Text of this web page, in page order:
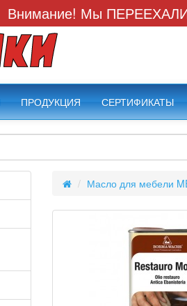
Внимание! Мы ПЕРЕЕХАЛИ
ПРОДУКЦИЯ СЕРТИФИКАТЫ
Масло для мебели